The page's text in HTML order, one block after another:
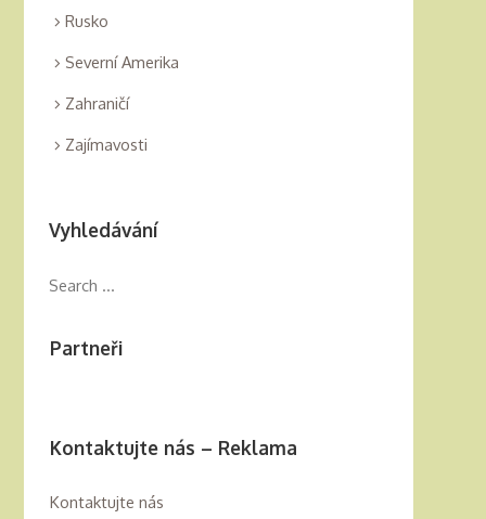
Rusko
Severní Amerika
Zahraničí
Zajímavosti
Vyhledávání
Partneři
Kontaktujte nás – Reklama
Kontaktujte nás